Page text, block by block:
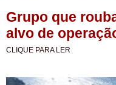
Grupo que
alvo de
CLIQUE PARA LER